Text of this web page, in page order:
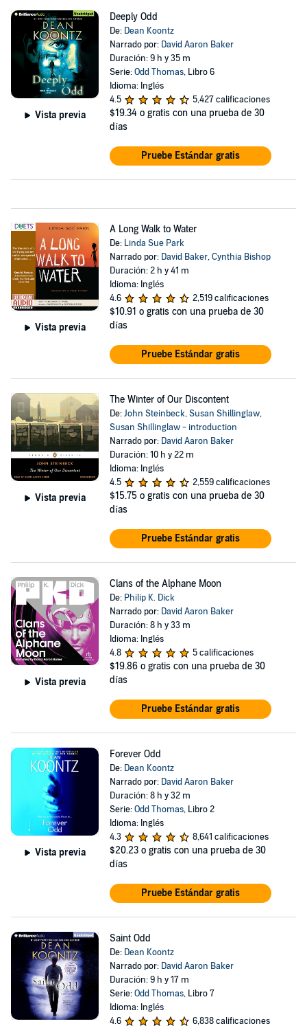
Vista previa
Deeply Odd
De: Dean Koontz
Narrado por: David Aaron Baker
Duración: 9 h y 35 m
Serie:Odd Thomas, Libro 6
Idioma: Inglés
4.5
5,427 calificaciones
$19.34 o gratis con una prueba de 30
días
Pruebe Estándar gratis
Vista previa
A Long Walk to Water
De: Linda Sue Park
Narrado por: David Baker,Cynthia Bishop
Duración: 2 h y 41 m
Idioma: Inglés
4.6
2,519 calificaciones
$10.91 o gratis con una prueba de 30
días
Pruebe Estándar gratis
Vista previa
The Winter of Our Discontent
De:John Steinbeck,Susan Shillinglaw,
Susan Shillinglaw - introduction
Narrado por: David Aaron Baker
Duración: 10 h y 22 m
Idioma: Inglés
4.5
2,559 calificaciones
$15.75 o gratis con una prueba de 30
días
Pruebe Estándar gratis
Vista previa
Clans of the Alphane Moon
De: Philip K. Dick
Narrado por: David Aaron Baker
Duración: 8 h y 33 m
Idioma: Inglés
4.8
5 calificaciones
$19.86 o gratis con una prueba de 30
días
Pruebe Estándar gratis
Vista previa
Forever Odd
De: Dean Koontz
Narrado por: David Aaron Baker
Duración: 8 h y 32 m
Serie:Odd Thomas, Libro 2
Idioma: Inglés
4.3
8,641 calificaciones
$20.23 o gratis con una prueba de 30
días
Pruebe Estándar gratis
Saint Odd
De: Dean Koontz
Narrado por: David Aaron Baker
Duración: 9 h y 17 m
Serie:Odd Thomas, Libro 7
Idioma: Inglés
4.6
6,838 calificaciones